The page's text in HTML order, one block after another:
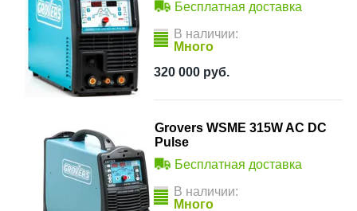
Бесплатная доставка
В наличии:
Много
320 000 руб.
Grovers WSME 315W AC DC
Pulse
Бесплатная доставка
В наличии:
Много